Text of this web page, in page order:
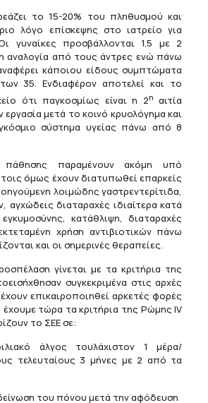
το 15-20% του πληθυσμού και
λόγο επίσκεψης στο ιατρείο για
γυναίκες προσβάλλονται 1.5 με 2
αναλογία από τους άντρες ενώ πάνω
κάποιου είδους συμπτώματα
35. Ενδιαφέρον αποτελεί και το
ότι παγκοσμίως είναι η 2η αιτία
μετά το κοινό κρυολόγημα και
σύστημα υγείας πάνω από 8
παραμένουν ακόμη υπό
όμως έχουν διατυπωθεί επαρκείς
λοιμώδης γαστρεντερίτιδα,
διαταραχές ιδιαίτερα κατά
κατάθλιψη, διαταραχές
χρήση αντιβιοτικών πάνω
και οι σημερινές θεραπείες.
γίνεται με τα κριτήρια της
συγκεκριμένα στις αρχές
επικαιροποιηθεί αρκετές φορές
τώρα τα κριτήρια της Ρώμης IV
το ΣΕΕ σε:
άλγος τουλάχιστον 1 μέρα/
τελευταίους 3 μήνες με 2 από τα
του πόνου μετά την αφόδευση